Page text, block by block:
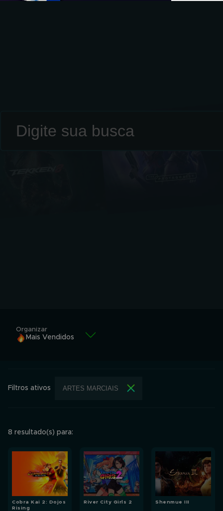
Organizar
Mais Vendidos
Filtros ativos ARTES MARCIAIS
8 resultado(s) para:
Cobra Kai 2: Dojos
Rising
River City Girls 2 Shenmue III